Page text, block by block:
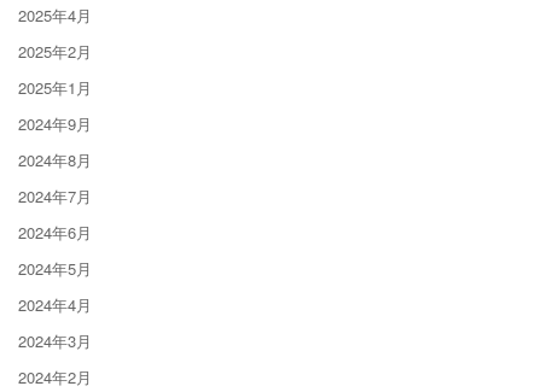
2025年4月
2025年2月
2025年1月
2024年9月
2024年8月
2024年7月
2024年6月
2024年5月
2024年4月
2024年3月
2024年2月